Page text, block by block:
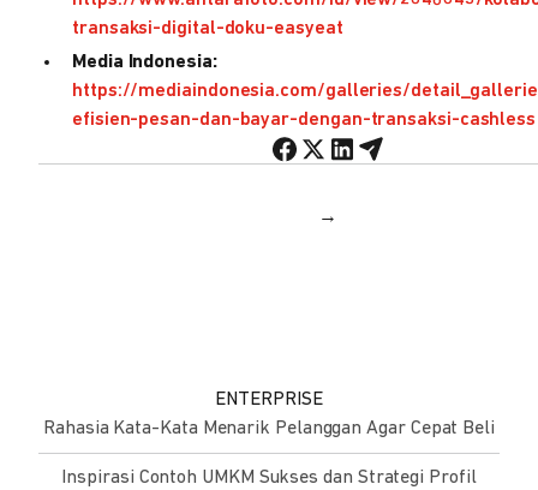
transaksi-digital-doku-easyeat
Media Indonesia:
https://mediaindonesia.com/galleries/
efisien-pesan-dan-bayar-dengan-transaksi-cashless
→
ENTERPRISE
Rahasia Kata-Kata Menarik Pelanggan Agar Cepat Beli
Inspirasi Contoh UMKM Sukses dan Strategi Profil